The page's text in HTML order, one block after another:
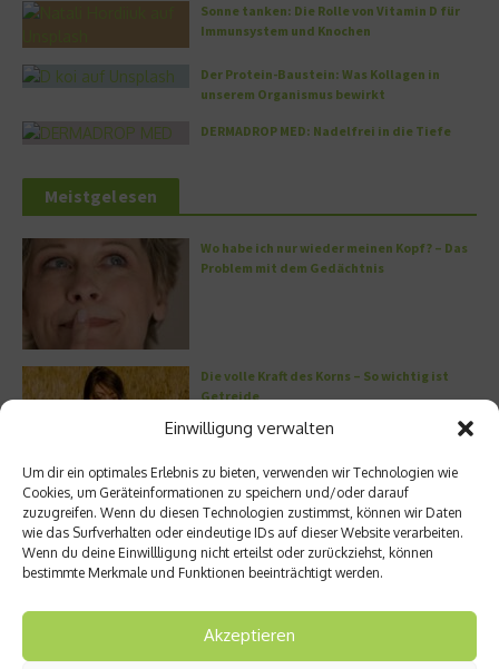
Einwilligung verwalten
Um dir ein optimales Erlebnis zu bieten, verwenden wir Technologien wie
Cookies, um Geräteinformationen zu speichern und/oder darauf
zuzugreifen. Wenn du diesen Technologien zustimmst, können wir Daten
wie das Surfverhalten oder eindeutige IDs auf dieser Website verarbeiten.
Wenn du deine Einwillligung nicht erteilst oder zurückziehst, können
bestimmte Merkmale und Funktionen beeinträchtigt werden.
Akzeptieren
Sonne tanken: Die Rolle von Vitamin D für
Immunsystem und Knochen
Der Protein-Baustein: Was Kollagen in
unserem Organismus bewirkt
DERMADROP MED: Nadelfrei in die Tiefe
Meistgelesen
Wo habe ich nur wieder meinen Kopf? – Das
Problem mit dem Gedächtnis
Die volle Kraft des Korns – So wichtig ist
Getreide
Entzündung der Nebenhöhlen: Symptome
und verschiedene Formen
Stuhlgang – wie oft ist eigentlich normal?